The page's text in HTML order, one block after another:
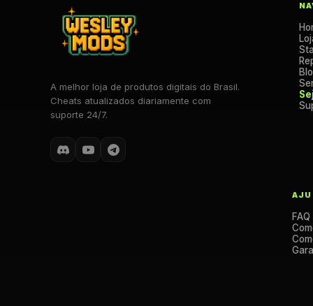
A melhor loja de produtos digitais do Brasil.
Cheats atualizados diariamente com
suporte 24/7.
FAQ